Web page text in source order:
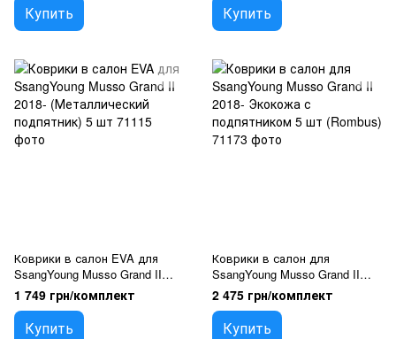
Купить Купить
Коврики в салон EVA для
SsangYoung Musso Grand II
2018- (Металлический
подпятник) 5 шт
1 749 грн/комплект
Купить
Коврики в салон для
SsangYoung Musso Grand II
2018- Экокожа с подпятником
5 шт (Rombus)
2 475 грн/комплект
Купить